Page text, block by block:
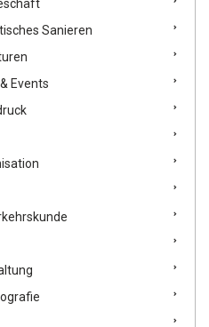
Sanieren
Events